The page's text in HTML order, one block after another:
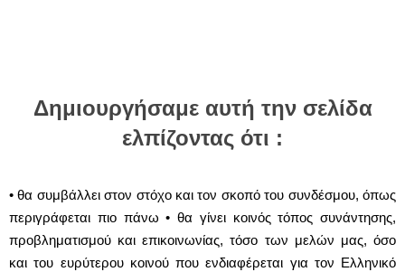
Δημιουργήσαμε αυτή την σελίδα
ελπίζοντας ότι :
• θα συμβάλλει στον στόχο και τον σκοπό του συνδέσμου, όπως
περιγράφεται πιο πάνω • θα γίνει κοινός τόπος συνάντησης,
προβληματισμού και επικοινωνίας, τόσο των μελών μας, όσο
και του ευρύτερου κοινού που ενδιαφέρεται για τον Ελληνικό